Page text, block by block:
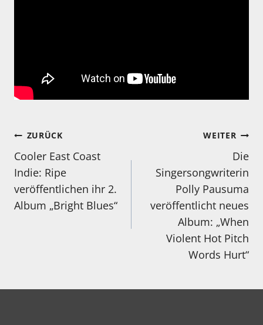
Beitragsnavigation
ZURÜCK
Cooler East Coast
Indie: Ripe
veröffentlichen ihr 2.
Album „Bright Blues“
WEITER
Die
Singersongwriterin
Polly Pausuma
veröffentlicht neues
Album: „When
Violent Hot Pitch
Words Hurt“